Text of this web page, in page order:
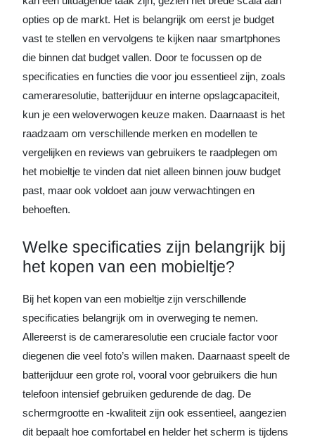
opties op de markt. Het is belangrijk om eerst je budget
vast te stellen en vervolgens te kijken naar smartphones
die binnen dat budget vallen. Door te focussen op de
specificaties en functies die voor jou essentieel zijn, zoals
cameraresolutie, batterijduur en interne opslagcapaciteit,
kun je een weloverwogen keuze maken. Daarnaast is het
raadzaam om verschillende merken en modellen te
vergelijken en reviews van gebruikers te raadplegen om
het mobieltje te vinden dat niet alleen binnen jouw budget
past, maar ook voldoet aan jouw verwachtingen en
behoeften.
Welke specificaties zijn belangrijk bij
het kopen van een mobieltje?
Bij het kopen van een mobieltje zijn verschillende
specificaties belangrijk om in overweging te nemen.
Allereerst is de cameraresolutie een cruciale factor voor
diegenen die veel foto’s willen maken. Daarnaast speelt de
batterijduur een grote rol, vooral voor gebruikers die hun
telefoon intensief gebruiken gedurende de dag. De
schermgrootte en -kwaliteit zijn ook essentieel, aangezien
dit bepaalt hoe comfortabel en helder het scherm is tijdens